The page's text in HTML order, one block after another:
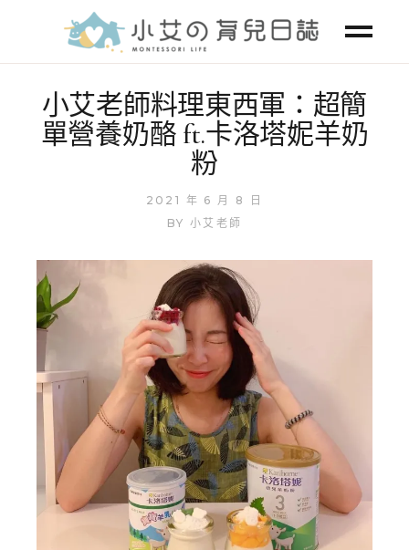
小艾老師料理東西軍：超簡
單營養奶酪 ft.卡洛塔妮羊奶
粉
2021 年 6 月 8 日
BY 小艾老師